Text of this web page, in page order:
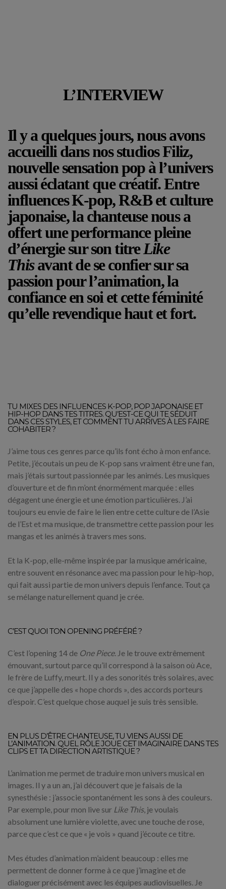
L’INTERVIEW
Il y a quelques jours, nous avons
accueilli dans nos studios Filiz,
nouvelle sensation pop à l’univers
aussi éclatant que créatif. Entre
influences K-pop, R&B et culture
japonaise, la chanteuse nous a
offert une performance pleine
d’énergie sur son titreLike
Thisavant de se confier sur sa
passion pour l’animation, la
confiance en soi et cette féminité
qu’elle revendique haut et fort.
TU MIXES DES INFLUENCES K-POP, POP JAPONAISE ET
HIP-HOP DANS TES TITRES. QU’EST-CE QUI TE SÉDUIT
DANS CES STYLES, ET COMMENT TU ARRIVES À LES FAIRE
COHABITER ?
J’aime tous ces genres parce qu’ils font écho à mon enfance.
Petite, j’écoutais un peu de K-pop sans vraiment être une fan,
mais j’étais surtout passionnée par les animés. Les musiques
d’ouverture et de fin m’ont énormément marquée : elles
dégagent une énergie et une émotion particulières. J’ai
toujours eu envie de faire le lien entre cette culture de l’Asie
de l’Est et ma musique, de transmettre cette passion pour les
mangas et les animés à travers mes sons.
Et la K-pop, elle-même inspirée par la musique américaine,
entre souvent en résonance avec ma passion pour le hip-hop,
qui fait aussi partie de mon univers depuis l’enfance. Tout ça
se mélange naturellement quand je crée.
C’EST QUOI TON OPENING PRÉFÉRÉ ?
C’est l’opening 14 de One Piece. Je le trouve extrêmement
émouvant, surtout parce qu’il correspond à la saison où Ace,
le frère de Luffy, meurt. Il y a des sonorités très solaires, avec
ce que j’appelle des « hope chords », des accords porteurs
d’espoir. C’est quelque chose auquel je suis très sensible.
EN PLUS D’ÊTRE CHANTEUSE, TU VIENS AUSSI DE
L’ANIMATION. QUEL RÔLE JOUE CET IMAGINAIRE DANS TES
CLIPS ET TA DIRECTION ARTISTIQUE ?
L’animation me permet de traduire mon univers musical en
images. Il y a un an, j’ai découvert que je faisais de la
synesthésie : j’associe spontanément les sons à des couleurs.
Par exemple, pour mon live sur Like This, je voulais
absolument une lumière violette, avec une touche de rose,
parce que c’est ce que « je vois » quand j’écoute ce titre.
Mes études d’animation m’aident beaucoup : elles me
permettent de donner forme à ce que j’imagine et de
dialoguer précisément avec les équipes audiovisuelles. Je